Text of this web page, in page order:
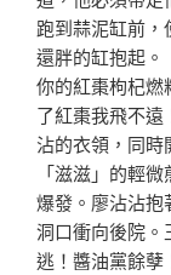
跑到蒜泥缸前
還胖的缸抱起。
你的紅棗枸杞燃
了紅棗我飛不
沾的衣領，同
「滋滋」的輕
爆發。廖沾沾抱
洞口衝向後院。
逃！醬油黨餘孽